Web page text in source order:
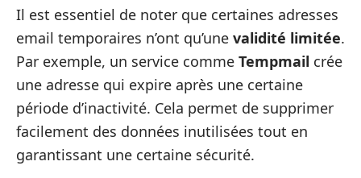
Il est essentiel de noter que certaines adresses
email temporaires n’ont qu’une validité limitée.
Par exemple, un service comme Tempmail crée
une adresse qui expire après une certaine
période d’inactivité. Cela permet de supprimer
facilement des données inutilisées tout en
garantissant une certaine sécurité.